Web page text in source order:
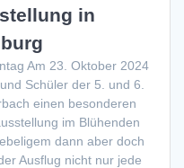
in
Am 23. Oktober 2024
Schüler der 5. und 6.
einen besonderen
im Blühenden
dann aber doch
Ausflug nicht nur jede